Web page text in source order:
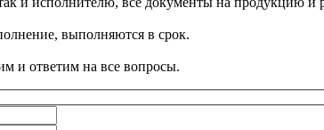
выполняются в срок.
и ответим на все вопросы.